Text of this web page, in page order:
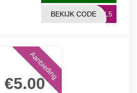
ALL5
BEKIJK CODE
€5.00
Aanbieding